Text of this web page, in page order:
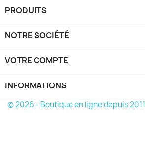
PRODUITS
NOTRE SOCIÉTÉ
VOTRE COMPTE
INFORMATIONS
© 2026 - Boutique en ligne depuis 2011